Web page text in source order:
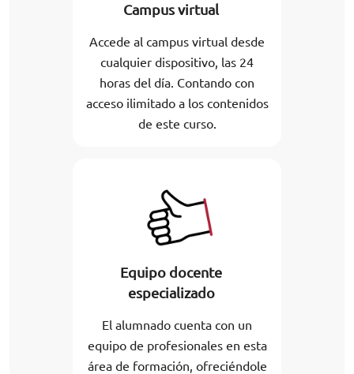
Campus virtual
Accede al campus virtual desde
cualquier dispositivo, las 24
horas del día. Contando con
acceso ilimitado a los contenidos
de este curso.
Equipo docente
especializado
El alumnado cuenta con un
equipo de profesionales en esta
área de formación, ofreciéndole